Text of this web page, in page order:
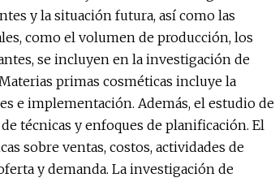
y la situación futura, así como las
como el volumen de producción, los
se incluyen en la investigación de
primas cosméticas incluye la
e implementación. Además, el estudio de
técnicas y enfoques de planificación. El
sobre ventas, costos, actividades de
y demanda. La investigación de